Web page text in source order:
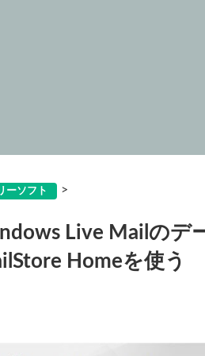
ーソフト >
Live Mailのデ
Homeを使う